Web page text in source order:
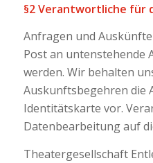
§2 Verantwortliche für
Anfragen und
Post an untenstehende
werden. Wir behalten
Auskunftsbegehren die
Identitätskarte vor.
Datenbearbeitung auf
Theatergesellschaft